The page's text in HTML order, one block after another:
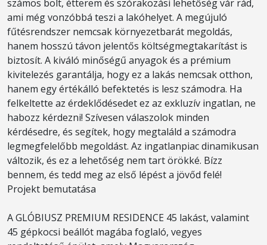
számos bolt, étterem és szórakozási lehetőség vár rád,
ami még vonzóbbá teszi a lakóhelyet. A megújuló
fűtésrendszer nemcsak környezetbarát megoldás,
hanem hosszú távon jelentős költségmegtakarítást is
biztosít. A kiváló minőségű anyagok és a prémium
kivitelezés garantálja, hogy ez a lakás nemcsak otthon,
hanem egy értékálló befektetés is lesz számodra. Ha
felkeltette az érdeklődésedet ez az exkluzív ingatlan, ne
habozz kérdezni! Szívesen válaszolok minden
kérdésedre, és segítek, hogy megtaláld a számodra
legmegfelelőbb megoldást. Az ingatlanpiac dinamikusan
változik, és ez a lehetőség nem tart örökké. Bízz
bennem, és tedd meg az első lépést a jövőd felé!
Projekt bemutatása
A GLÓBIUSZ PREMIUM RESIDENCE 45 lakást, valamint
45 gépkocsi beállót magába foglaló, vegyes